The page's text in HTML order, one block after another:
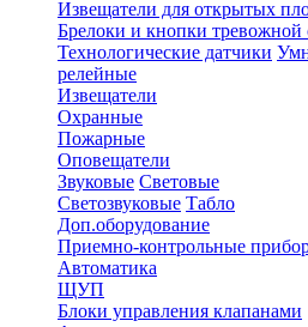
Извещатели для открытых
Брелоки и кнопки тревожной
Технологические датчики
релейные
Извещатели
Охранные
Пожарные
Оповещатели
Звуковые Световые
Светозвуковые Табло
Доп.оборудование
Приемно-контрольные
Автоматика
ЩУП
Блоки управления клапанами